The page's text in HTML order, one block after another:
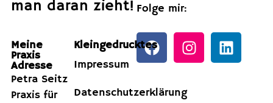
Folge mir:
man daran zieht!
Meine
Praxis
Adresse
Petra Seitz
Praxis für
Kleingedrucktes
Impressum
Datenschutzerklärung